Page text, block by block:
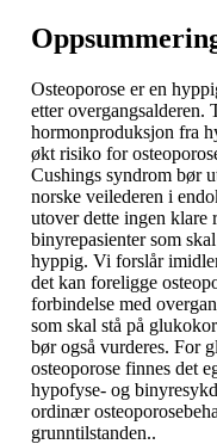
Osteoporose er en
etter overgangsalderen.
hormonproduksjon fra
økt risiko for
Cushings syndrom bør
norske veilederen i
utover dette ingen
binyrepasienter som
hyppig. Vi forslår
det kan foreligge
forbindelse med
som skal stå på
bør også vurderes. For
osteoporose finnes det
hypofyse- og
ordinær
grunntilstanden..